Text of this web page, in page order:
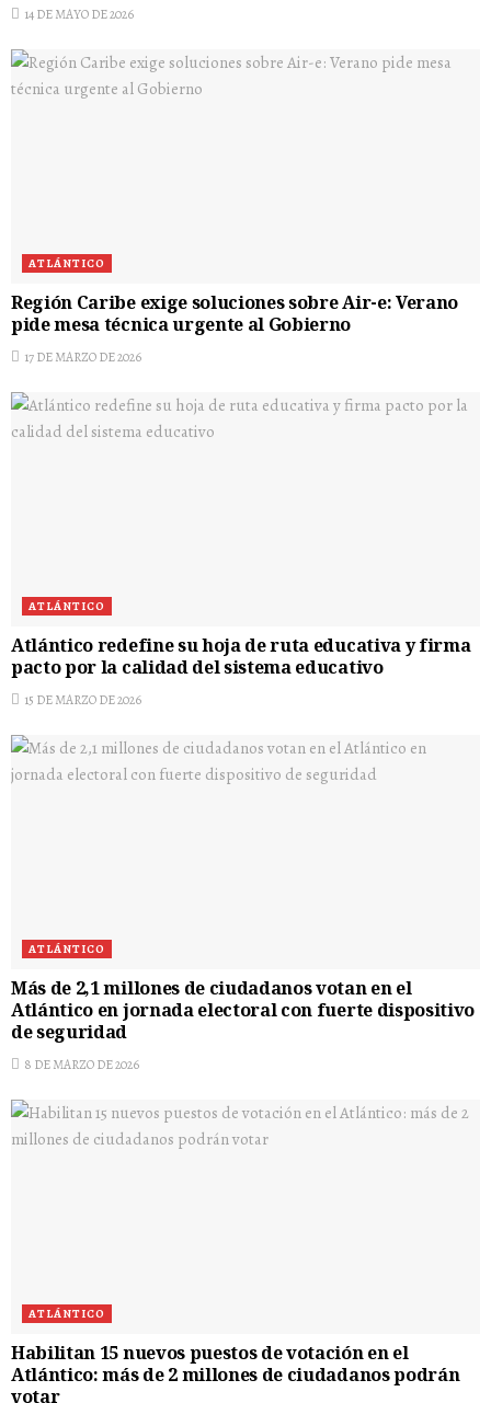
14 DE MAYO DE 2026
ATLÁNTICO
Región Caribe exige soluciones sobre Air-e: Verano
pide mesa técnica urgente al Gobierno
17 DE MARZO DE 2026
ATLÁNTICO
Atlántico redefine su hoja de ruta educativa y firma
pacto por la calidad del sistema educativo
15 DE MARZO DE 2026
ATLÁNTICO
Más de 2,1 millones de ciudadanos votan en el
Atlántico en jornada electoral con fuerte dispositivo
de seguridad
8 DE MARZO DE 2026
ATLÁNTICO
Habilitan 15 nuevos puestos de votación en el
Atlántico: más de 2 millones de ciudadanos podrán